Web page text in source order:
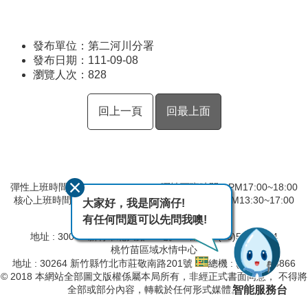
發布單位：第二河川分署
發布日期：111-09-08
瀏覽人次： 828
回上一頁 回最上面
彈性上班時間：AM8:00~09:00 彈性下班時間：PM17:00~18:00
核心上班時間：星期一 ~ 星期五 AM09:00~12:30 PM13:30~17:00
第二河川分署
地址 : 30044 新竹市北大路 97 號
總機 : (03)532-2334
桃竹苗區域水情中心
地址 : 30264 新竹縣竹北市莊敬南路201號
總機 : (03)657-8866
© 2018 本網站全部圖文版權係屬本局所有，非經正式書面同意， 不得將
全部或部分內容，轉載於任何形式媒體。
大家好，我是阿滴仔!
有任何問題可以先問我噢!
智能服務台